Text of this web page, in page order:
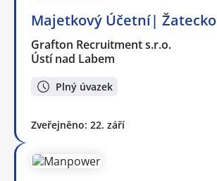
Majetkový Účetní| Žatecko
Grafton Recruitment s.r.o.
Ústí nad Labem
Plný úvazek
Zveřejněno: 22. září